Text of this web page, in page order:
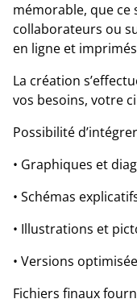
mémorable, que ce
collaborateurs ou
en ligne et
La création
vos besoins, votre
Possibilité
• Graphiques et
• Schémas
• Illustrations et
• Versions
Fichiers finaux